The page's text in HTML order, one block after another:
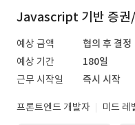
Javascript 기반 증권/
예상 금액
협의 후 결정
예상 기간
180일
근무 시작일
즉시 시작
프론트엔드 개발자 미드 레